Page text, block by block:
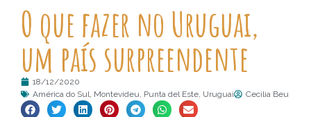
18/12/2020
América do Sul Montevideu Punta del Este Uruguai Cecilia Beu
O que fazer no Uruguai,
um país surpreendente